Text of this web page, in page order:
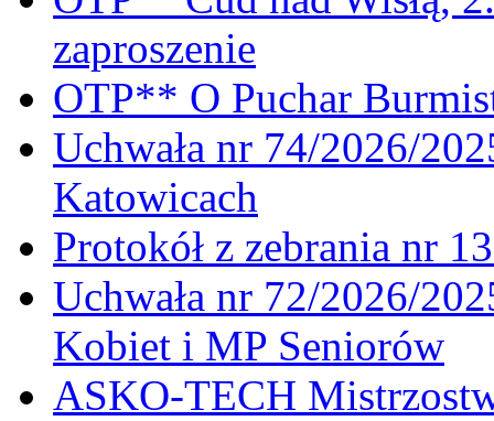
zaproszenie
OTP** O Puchar
Uchwała nr 74/2026/
Katowicach
Protokół z zebrania nr
Uchwała nr 72/2026/
Kobiet i MP Seniorów
ASKO-TECH